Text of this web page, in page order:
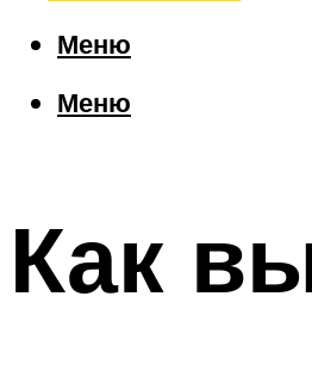
Меню
Меню
Как